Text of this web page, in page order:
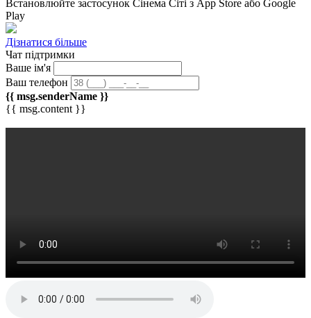
Встановлюйте застосунок Сінема Сіті з App Store або Google
Play
Дізнатися більше
Чат підтримки
Ваше ім'я
Ваш телефон
{{ msg.senderName }}
{{ msg.content }}